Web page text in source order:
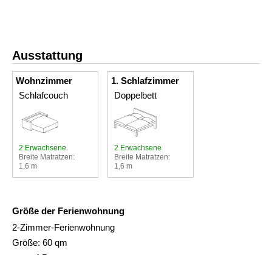
Ausstattung
Wohnzimmer
Schlafcouch
2 Erwachsene
Breite Matratzen:
1,6 m
1. Schlafzimmer
Doppelbett
2 Erwachsene
Breite Matratzen:
1,6 m
Größe der Ferienwohnung
2-Zimmer-Ferienwohnung
Größe: 60 qm